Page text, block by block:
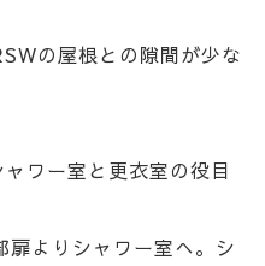
の屋根との隙間が少な
ワー室と更衣室の役目
よりシャワー室へ。シ